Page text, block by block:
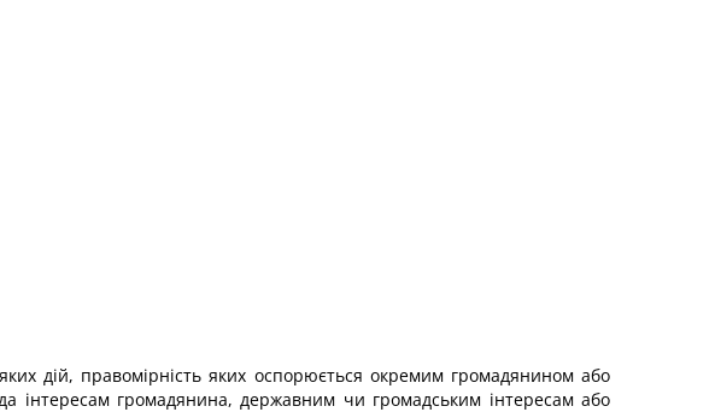
дій, правомірність яких оспорюється окремим громадянином або
інтересам громадянина, державним чи громадським інтересам або